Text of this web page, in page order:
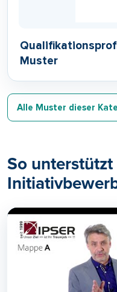
Muster
Alle Muster dieser
So unterstützt